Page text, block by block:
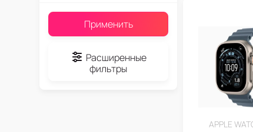
APPLE
Применить
Расширенные
фильтры